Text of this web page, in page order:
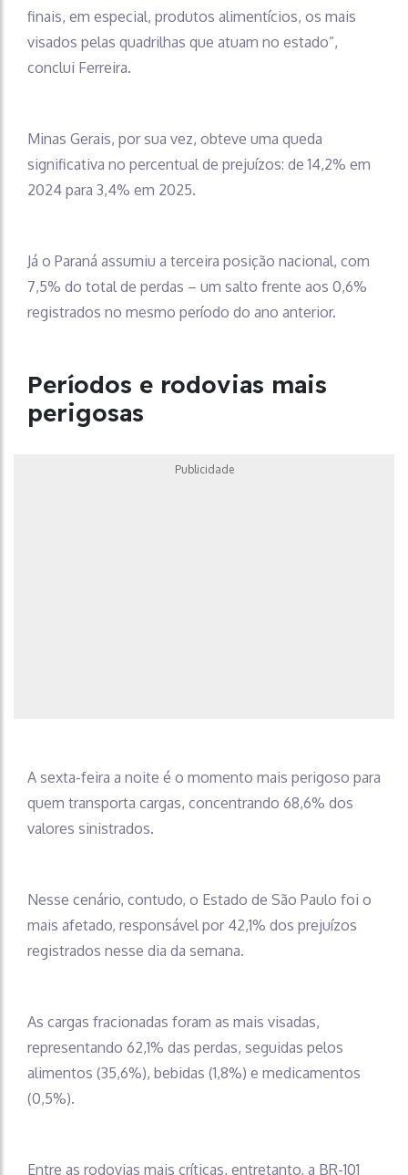
finais, em especial, produtos alimentícios, os mais
visados pelas quadrilhas que atuam no estado”,
conclui Ferreira.
Minas Gerais, por sua vez, obteve uma queda
significativa no percentual de prejuízos: de 14,2% em
2024 para 3,4% em 2025.
Já o Paraná assumiu a terceira posição nacional, com
7,5% do total de perdas – um salto frente aos 0,6%
registrados no mesmo período do ano anterior.
Períodos e rodovias mais
perigosas
Publicidade
A sexta-feira a noite é o momento mais perigoso para
quem transporta cargas, concentrando 68,6% dos
valores sinistrados.
Nesse cenário, contudo, o Estado de São Paulo foi o
mais afetado, responsável por 42,1% dos prejuízos
registrados nesse dia da semana.
As cargas fracionadas foram as mais visadas,
representando 62,1% das perdas, seguidas pelos
alimentos (35,6%), bebidas (1,8%) e medicamentos
(0,5%).
Entre as rodovias mais críticas, entretanto, a BR-101